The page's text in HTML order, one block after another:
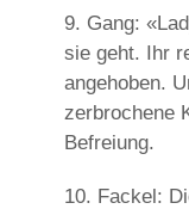
9. Gang:
sie geht. Ihr
angehoben.
zerbrochene
Befreiung.
10. Fackel: